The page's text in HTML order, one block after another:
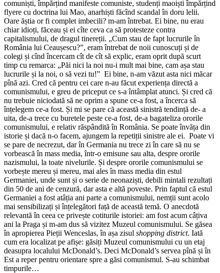
comuniști, împărțind manifeste comuniste, studenți maoiști împărțind
flyere cu doctrina lui Mao, anarhiști făcînd scandal în doru lelii.
Oare ăștia or fi complet imbecili? m-am întrebat. Ei bine, nu erau
chiar idioți, făceau și ei cîte ceva ca să protesteze contra
capitalismului, de dragul tinereții. „Cum stau de fapt lucrurile în
România lui Ceaușescu?”, eram întrebat de noii cunoscuți și de
colegi și cînd încercam cît de cît să explic, eram oprit după scurt
timp cu remarca: „Păi nici la noi nu-i mult mai bine, cam așa stau
lucrurile și la noi, o să vezi tu!” Ei bine, n-am văzut asta nici măcar
pînă azi. Cred că pentru cei care n-au făcut experiența directă a
comunismului, e greu de priceput ce s-a întâmplat atunci. Și cred că
nu trebuie niciodată să ne oprim a spune ce-a fost, a încerca să
înțelegem ce-a fost. Și mi se pare că această sinistră tendință de- a
uita, de-a trece cu buretele peste ce-a fost, de-a bagateliza ororile
comunismului, e relativ răspândită în România. Se poate învăța din
istorie și dacă n-o facem, ajungem la repetiții sinistre ale ei. Poate vi
se pare de necrezut, dar în Germania nu trece zi în care să nu se
vorbească în mass media, într-o emisune sau alta, despre ororile
nazismului, la toate nivelurile. Și despre ororile comunismului se
vorbește mereu și mereu, mai ales în mass media din estul
Germaniei, unde sunt și o serie de neonaziști, debili mintali rezultați
din 50 de ani de cenzură, dar asta e altă poveste. Prin faptul că estul
Germaniei a fost atâția ani parte a comunismului, nemții sunt acolo
mai sensibilizați și înțelegători față de această temă. O anecdotă
relevantă în ceea ce privește cotiturile istoriei: am fost acum câțiva
ani la Praga și m-am dus să vizitez Muzeul comunismului. Se găsea
în apropierea Pieții Wenceslas, în așa zisul shopping district. Iată
cum era localizat pe afișe: găsiți Muzeul comunismului cu un etaj
deasupra localului McDonald’s. Deci McDonald’s servea pînă și în
Est a reper pentru orientare spre a găsi comunismul. S-au schimbat
timpurile…